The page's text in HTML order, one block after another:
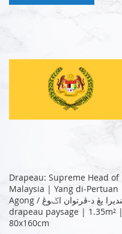
Drapeau: Supreme Head of
Malaysia | Yang di-Pertuan
Agong / بنديرا يڠ د-ڤرتوان اݢوڠ |
drapeau paysage | 1.35m² |
80x160cm